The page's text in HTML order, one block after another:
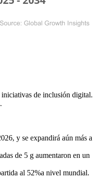
de inclusión digital.
y se expandirá aún más a
de 5 g aumentaron en un
al 52%a nivel mundial.